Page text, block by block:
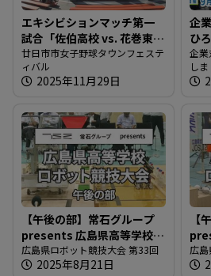
エキシビションマッチ第一
試合「佐伯高校 vs. 花巻東高
校」
廿日市市女子野球タウンフェステ
ィバル
2025年11月29日
企
ひ
企業
しま
【午後の部】常石グループ
presents 広島県高等学校ロ
ボット競技大会
広島県ロボット競技大会 第33回
2025年8月21日
【
ボ
広